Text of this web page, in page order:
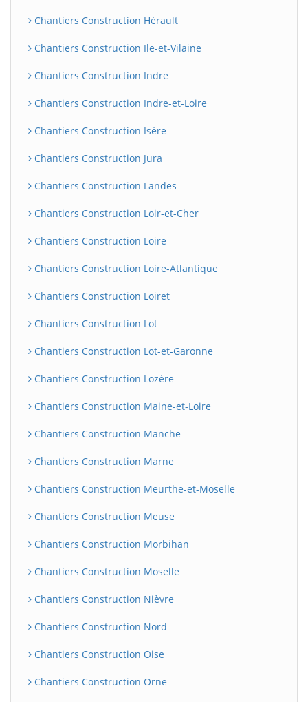
Chantiers Construction Hérault
Chantiers Construction Ile-et-Vilaine
Chantiers Construction Indre
Chantiers Construction Indre-et-Loire
Chantiers Construction Isère
Chantiers Construction Jura
Chantiers Construction Landes
Chantiers Construction Loir-et-Cher
Chantiers Construction Loire
Chantiers Construction Loire-Atlantique
Chantiers Construction Loiret
Chantiers Construction Lot
Chantiers Construction Lot-et-Garonne
Chantiers Construction Lozère
Chantiers Construction Maine-et-Loire
Chantiers Construction Manche
Chantiers Construction Marne
Chantiers Construction Meurthe-et-Moselle
Chantiers Construction Meuse
Chantiers Construction Morbihan
Chantiers Construction Moselle
Chantiers Construction Nièvre
Chantiers Construction Nord
Chantiers Construction Oise
Chantiers Construction Orne